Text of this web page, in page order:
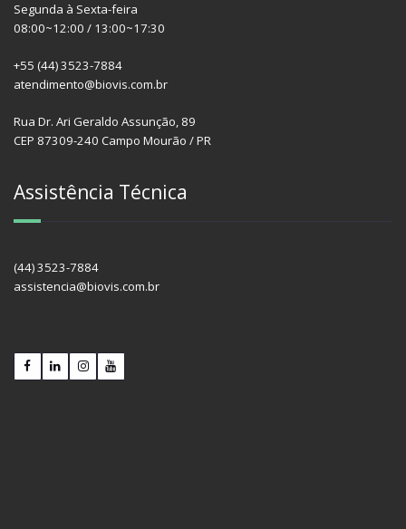
Segunda à Sexta-feira
08:00~12:00 / 13:00~17:30
+55 (44) 3523-7884
atendimento@biovis.com.br
Rua Dr. Ari Geraldo Assunção, 89
CEP 87309-240 Campo Mourão / PR
Assistência Técnica
(44) 3523-7884
assistencia@biovis.com.br